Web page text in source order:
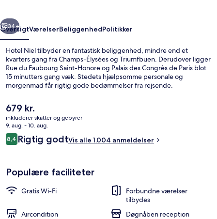
Næste
34+
OversigtVærelserBeliggenhedPolitikker
Hotel Niel tilbyder en fantastisk beliggenhed, mindre end et
kvarters gang fra Champs-Élysées og Triumfbuen. Derudover ligger
Rue du Faubourg Saint-Honore og Palais des Congrès de Paris blot
15 minutters gang væk. Stedets hjælpsomme personale og
morgenmad får rigtig gode bedømmelser fra rejsende.
Ternes Metrostation ligger 5 minutter væk og Pereire Metrostation
ligger 8 minutter derfra.
Den
nuværende
pris
er
679 kr.
679 kr.
inkluderer skatter og gebyrer
9. aug. - 10. aug.
Anmeldelser
8,48,4 ud af 10.
Rigtig godtVis alle 1.004 anmeldelser
Populære faciliteter
Gratis Wi-Fi
Forbundne værelser
tilbydes
Aircondition
Døgnåben reception